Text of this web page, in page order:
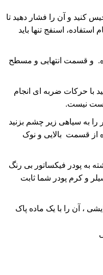
کنید و آن را فشار دهید تا
اسنفج تنها باید
و قسمت انتهایی و مسطح
با حرکات ضربه ای انجام
نیست.
را به سیاهی زیر چشم بزنید
از قسمت بالایی و نوک
به پودر فیکساتور بی رنگ
و کرم پودر شما ثابت
، آن را با یک ماده پاک